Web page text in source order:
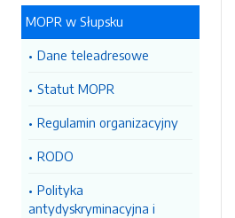
MOPR w Słupsku
Dane teleadresowe
Statut MOPR
Regulamin organizacyjny
RODO
Polityka
antydyskryminacyjna i